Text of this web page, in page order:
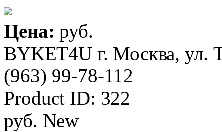
Цена: руб.
BYKET4U г. Москва, ул.
(963) 99-78-112
Product ID: 322
руб. New